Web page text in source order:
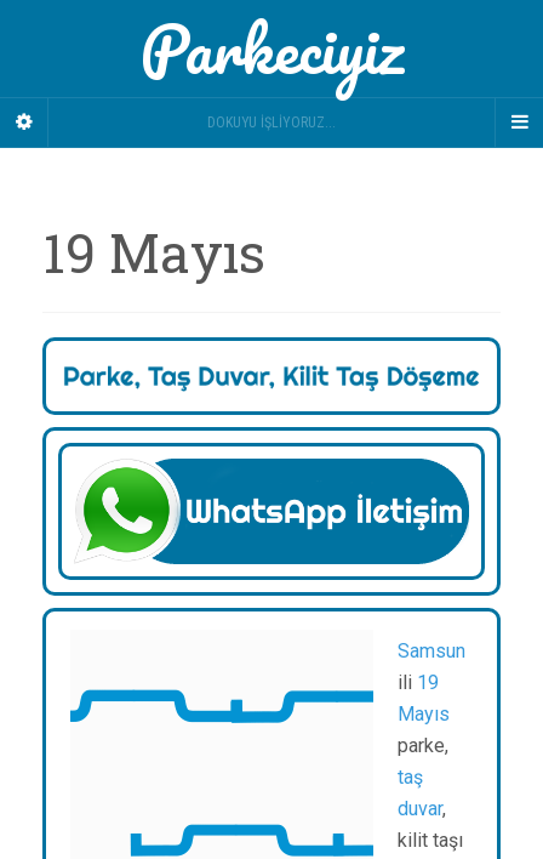
Parkeciyiz
DOKUYU İŞLIYORUZ...
19 Mayıs
Samsun
ili 19
Mayıs
parke,
taş
duvar,
kilit taşı